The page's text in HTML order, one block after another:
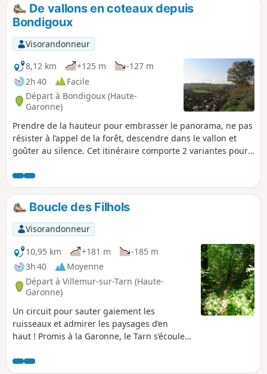
De vallons en coteaux depuis
Bondigoux
Visorandonneur
8,12 km
+125 m
-127 m
2h 40
Facile
Départ à Bondigoux (Haute-
Garonne)
Prendre de la hauteur pour embrasser le panorama, ne pas
résister à l’appel de la forêt, descendre dans le vallon et
goûter au silence. Cet itinéraire comporte 2 variantes pour
à l'intérieur de la boucle pour 2 fois plus de plaisir !
Boucle des Filhols
Visorandonneur
10,95 km
+181 m
-185 m
3h 40
Moyenne
Départ à Villemur-sur-Tarn (Haute-
Garonne)
Un circuit pour sauter gaiement les
ruisseaux et admirer les paysages d’en
haut ! Promis à la Garonne, le Tarn s’écoule
Cette longue balade propose de découvrir